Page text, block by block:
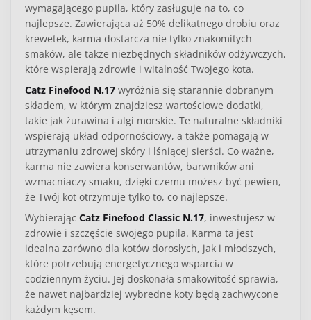
wymagającego pupila, który zasługuje na to, co
najlepsze. Zawierająca aż 50% delikatnego drobiu oraz
krewetek, karma dostarcza nie tylko znakomitych
smaków, ale także niezbędnych składników odżywczych,
które wspierają zdrowie i witalność Twojego kota.
Catz Finefood N.17 wyróżnia się starannie dobranym
składem, w którym znajdziesz wartościowe dodatki,
takie jak żurawina i algi morskie. Te naturalne składniki
wspierają układ odpornościowy, a także pomagają w
utrzymaniu zdrowej skóry i lśniącej sierści. Co ważne,
karma nie zawiera konserwantów, barwników ani
wzmacniaczy smaku, dzięki czemu możesz być pewien,
że Twój kot otrzymuje tylko to, co najlepsze.
Wybierając Catz Finefood Classic N.17, inwestujesz w
zdrowie i szczęście swojego pupila. Karma ta jest
idealna zarówno dla kotów dorosłych, jak i młodszych,
które potrzebują energetycznego wsparcia w
codziennym życiu. Jej doskonała smakowitość sprawia,
że nawet najbardziej wybredne koty będą zachwycone
każdym kęsem.